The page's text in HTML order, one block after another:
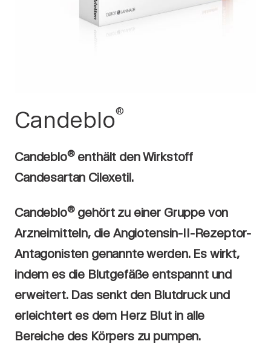
Candeblo®
Candeblo®enthält den Wirkstoff
Candesartan Cilexetil.
Candeblo®gehört zu einer Gruppe von
Arzneimitteln, die Angiotensin-II-Rezeptor-
Antagonisten genannte werden. Es wirkt,
indem es die Blutgefäße entspannt und
erweitert. Das senkt den Blutdruck und
erleichtert es dem Herz Blut in alle
Bereiche des Körpers zu pumpen.